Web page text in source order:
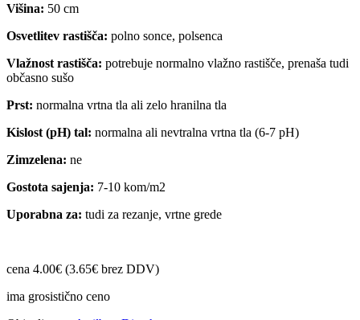
Višina: 50 cm
Osvetlitev rastišča: polno sonce, polsenca
Vlažnost rastišča: potrebuje normalno vlažno rastišče, prenaša tudi
občasno sušo
Prst: normalna vrtna tla ali zelo hranilna tla
Kislost (pH) tal: normalna ali nevtralna vrtna tla (6-7 pH)
Zimzelena: ne
Gostota sajenja: 7-10 kom/m2
Uporabna za: tudi za rezanje, vrtne grede
cena 4.00€ (3.65€ brez DDV)
ima grosistično ceno